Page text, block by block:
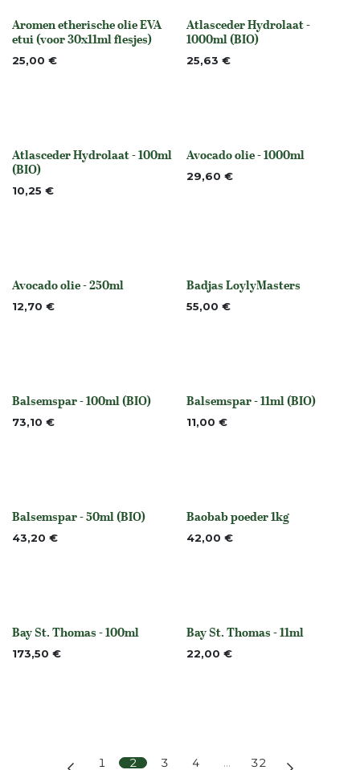
None
Aromen etherische olie EVA
etui (voor 30x11ml flesjes)
25,00 € Niet op voorraad
Atlasceder Hydrolaat -
1000ml (BIO)
25,63 €
Niet op voorraad
Atlasceder Hydrolaat - 100ml
(BIO)
10,25 €
None
Avocado olie - 1000ml
29,60 €
None
Avocado olie - 250ml
12,70 € None
Badjas LoylyMasters
55,00 €
None
Balsemspar - 100ml (BIO)
73,10 € None
Balsemspar - 11ml (BIO)
11,00 €
None
Balsemspar - 50ml (BIO)
43,20 € None
Baobab poeder 1kg
42,00 €
None
Bay St. Thomas - 100ml
173,50 € None
Bay St. Thomas - 11ml
22,00 €
1 2 3 4 … 32